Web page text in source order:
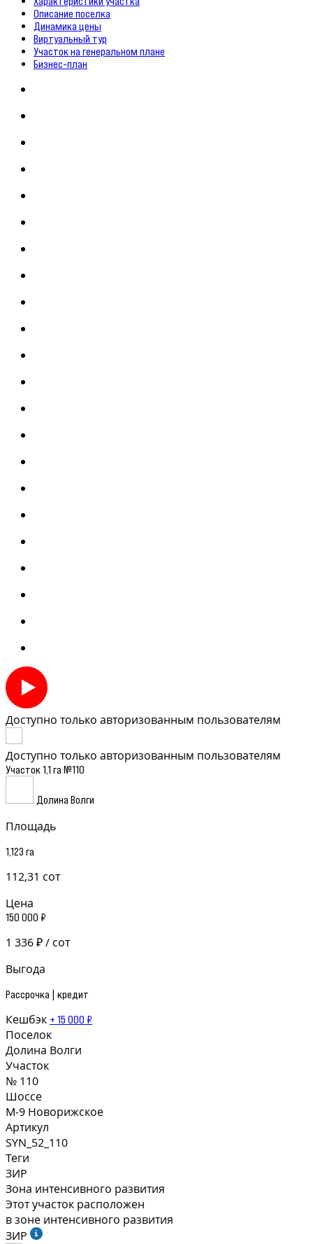
Описание поселка
Динамика цены
Виртуальный тур
Участок на генеральном плане
Бизнес-план
Доступно только авторизованным пользователям
Доступно только авторизованным пользователям
Участок 1,1 га №110
Долина Волги
Площадь
1,123 га
112,31 сот
Цена
150 000 ₽
1 336 ₽ / сот
Выгода
Рассрочка | кредит
Кешбэк + 15 000 ₽
Поселок
Долина Волги
Участок
№ 110
Шоссе
М-9 Новорижское
Артикул
SYN_52_110
Теги
ЗИР
Зона интенсивного развития
Этот участок расположен
в зоне интенсивного развития
ЗИР